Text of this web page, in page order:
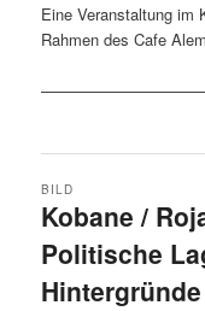
Eine Veranstaltung im
Rahmen des Cafe
Kobane /
Politische
BILD